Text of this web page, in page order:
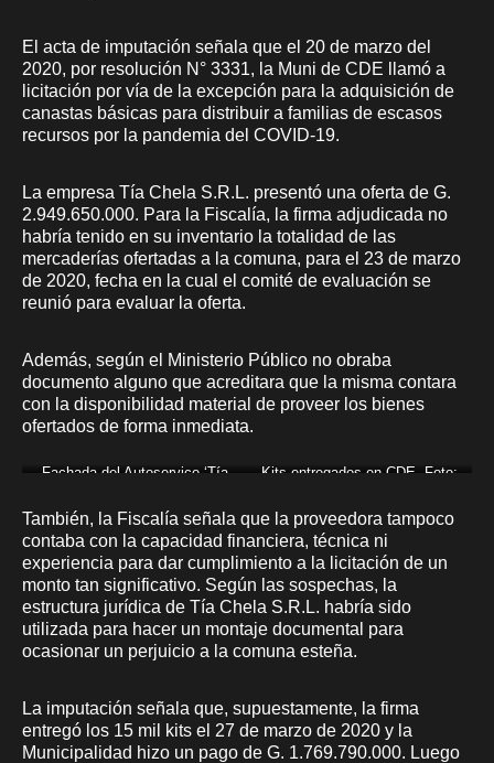
El acta de imputación señala que el 20 de marzo del
2020, por resolución N° 3331, la Muni de CDE llamó a
licitación por vía de la excepción para la adquisición de
canastas básicas para distribuir a familias de escasos
recursos por la pandemia del COVID-19.
La empresa Tía Chela S.R.L. presentó una oferta de G.
2.949.650.000. Para la Fiscalía, la firma adjudicada no
habría tenido en su inventario la totalidad de las
mercaderías ofertadas a la comuna, para el 23 de marzo
de 2020, fecha en la cual el comité de evaluación se
reunió para evaluar la oferta.
Además, según el Ministerio Público no obraba
documento alguno que acreditara que la misma contara
con la disponibilidad material de proveer los bienes
ofertados de forma inmediata.
Fachada del Autoservice ‘Tía
Kits entregados en CDE. Foto:
También, la Fiscalía señala que la proveedora tampoco
contaba con la capacidad financiera, técnica ni
experiencia para dar cumplimiento a la licitación de un
monto tan significativo. Según las sospechas, la
estructura jurídica de Tía Chela S.R.L. habría sido
utilizada para hacer un montaje documental para
ocasionar un perjuicio a la comuna esteña.
La imputación señala que, supuestamente, la firma
entregó los 15 mil kits el 27 de marzo de 2020 y la
Municipalidad hizo un pago de G. 1.769.790.000. Luego